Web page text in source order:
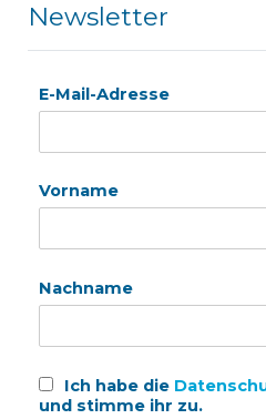
Newsletter
E-Mail-Adresse
Vorname
Nachname
Ich habe die
und stimme ihr zu.